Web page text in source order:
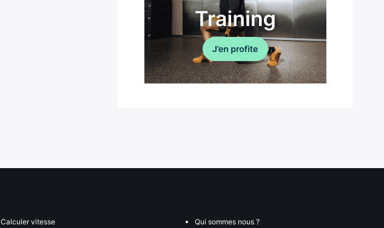
Calculer vitesse
Qui sommes nous ?